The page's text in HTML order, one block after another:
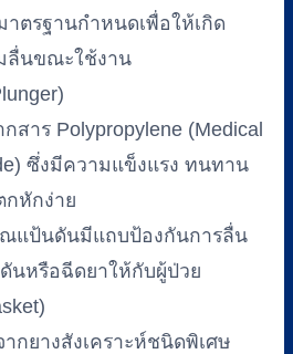
าตรฐานกำหนดเพื่อให้เกิด
ลื่นขณะใช้งาน
สาร Polypropylene (Medical
ซึ่งมีความแข็งแรง ทนทาน
กหักง่าย
ณแป้นดันมีแถบป้องกันการลื่น
นหรือฉีดยาให้กับผู้ป่วย
ากยางสังเคราะห์ชนิดพิเศษ